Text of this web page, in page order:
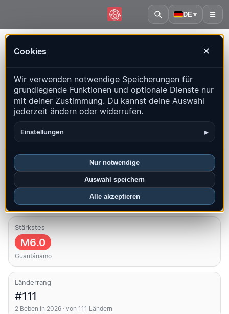
DE ▾ ☰
Cookies ✕
Wir verwenden notwendige Speicherungen für
grundlegende Funktionen und optionale Dienste nur
mit deiner Zustimmung. Du kannst deine Auswahl
jederzeit ändern oder widerrufen.
Einstellungen ▸
Nur notwendige
Auswahl speichern
Alle akzeptieren
Live-Karte, Statistiken und aktuelle Ereignisse
Historienkarte öffnen Neueste in diesem Land
Überblick
FAQ
Beben diesen Monat
0
Neueste UTC: 2026-02-08 12:00:10
Stärkstes
M6.0
Guantánamo
Länderrang
#111
2 Beben in 2026 · von 111 Ländern